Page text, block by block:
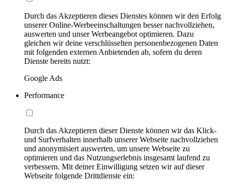
Durch das Akzeptieren dieses Dienstes können wir den Erfolg
unserer Online-Werbeeinschaltungen besser nachvollziehen,
auswerten und unser Werbeangebot optimieren. Dazu
gleichen wir deine verschlüsselten personenbezogenen Daten
mit folgenden externen Anbietenden ab, sofern du deren
Dienste bereits nutzt:
Google Ads
Performance
Durch das Akzeptieren dieser Dienste können wir das Klick-
und Surfverhalten innerhalb unserer Webseite nachvollziehen
und anonymisiert auswerten, um unsere Webseite zu
optimieren und das Nutzungserlebnis insgesamt laufend zu
verbessern. Mit deiner Einwilligung setzen wir auf dieser
Webseite folgende Drittdienste ein: